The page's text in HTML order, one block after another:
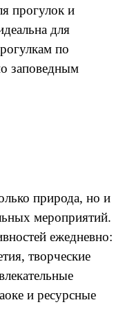
прогулок и
для
по
заповедным
природа, но и
мероприятий.
ежедневно:
творческие
и ресурсные